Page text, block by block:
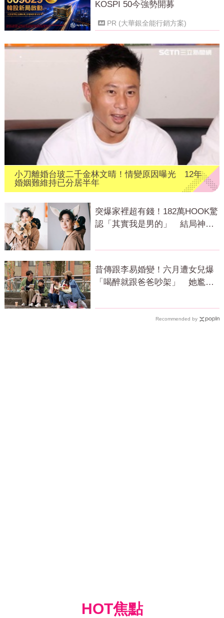
KOSPI 50今強勢開募
PR (大華銀全能行銷方案)
小刀離婚台玻二千金林文晴！情變原因曝光 12年
婚姻難維持已分居半年
突爆家裡超有錢！182萬HOOK驚
認「其實我是男的」 結局神反
昔傳跟李易婚變！六月遭女兒爆
「喝醉就跟爸爸吵架」 她尷尬
Recommended by
HOT焦點